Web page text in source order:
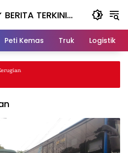
TERKINI
HARI INI
Peti Kemas Truk Logistik